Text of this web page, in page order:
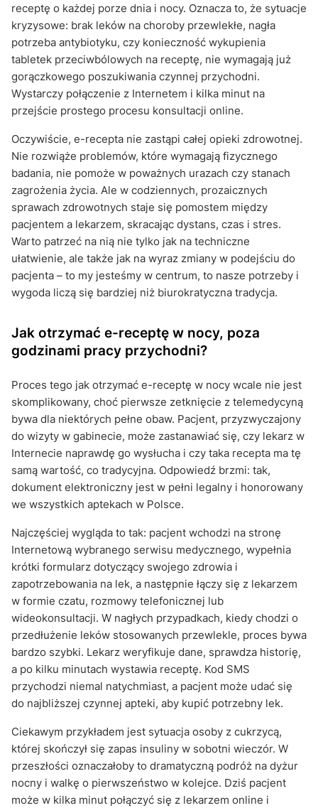
receptę o każdej porze dnia i nocy. Oznacza to, że sytuacje
kryzysowe: brak leków na choroby przewlekłe, nagła
potrzeba antybiotyku, czy konieczność wykupienia
tabletek przeciwbólowych na receptę, nie wymagają już
gorączkowego poszukiwania czynnej przychodni.
Wystarczy połączenie z Internetem i kilka minut na
przejście prostego procesu konsultacji online.
Oczywiście, e-recepta nie zastąpi całej opieki zdrowotnej.
Nie rozwiąże problemów, które wymagają fizycznego
badania, nie pomoże w poważnych urazach czy stanach
zagrożenia życia. Ale w codziennych, prozaicznych
sprawach zdrowotnych staje się pomostem między
pacjentem a lekarzem, skracając dystans, czas i stres.
Warto patrzeć na nią nie tylko jak na techniczne
ułatwienie, ale także jak na wyraz zmiany w podejściu do
pacjenta – to my jesteśmy w centrum, to nasze potrzeby i
wygoda liczą się bardziej niż biurokratyczna tradycja.
Jak otrzymać e-receptę w nocy, poza
godzinami pracy przychodni?
Proces tego jak otrzymać e-receptę w nocy wcale nie jest
skomplikowany, choć pierwsze zetknięcie z telemedycyną
bywa dla niektórych pełne obaw. Pacjent, przyzwyczajony
do wizyty w gabinecie, może zastanawiać się, czy lekarz w
Internecie naprawdę go wysłucha i czy taka recepta ma tę
samą wartość, co tradycyjna. Odpowiedź brzmi: tak,
dokument elektroniczny jest w pełni legalny i honorowany
we wszystkich aptekach w Polsce.
Najczęściej wygląda to tak: pacjent wchodzi na stronę
Internetową wybranego serwisu medycznego, wypełnia
krótki formularz dotyczący swojego zdrowia i
zapotrzebowania na lek, a następnie łączy się z lekarzem
w formie czatu, rozmowy telefonicznej lub
wideokonsultacji. W nagłych przypadkach, kiedy chodzi o
przedłużenie leków stosowanych przewlekle, proces bywa
bardzo szybki. Lekarz weryfikuje dane, sprawdza historię,
a po kilku minutach wystawia receptę. Kod SMS
przychodzi niemal natychmiast, a pacjent może udać się
do najbliższej czynnej apteki, aby kupić potrzebny lek.
Ciekawym przykładem jest sytuacja osoby z cukrzycą,
której skończył się zapas insuliny w sobotni wieczór. W
przeszłości oznaczałoby to dramatyczną podróż na dyżur
nocny i walkę o pierwszeństwo w kolejce. Dziś pacjent
może w kilka minut połączyć się z lekarzem online i